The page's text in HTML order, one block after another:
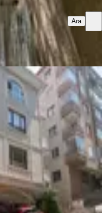
Ara
3+1 1.kat Boş
Kat·07.07.2026
Özkan kılıç